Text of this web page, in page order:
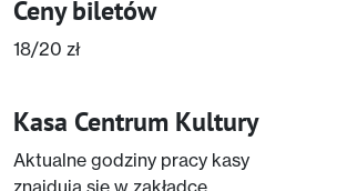
Ceny biletów
18/20 zł
Kasa Centrum Kultury
Aktualne godziny pracy kasy